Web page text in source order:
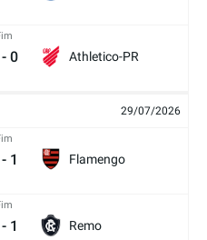
- 0 Athletico-PR
29/07/2026
- 1 Flamengo
- 1 Remo